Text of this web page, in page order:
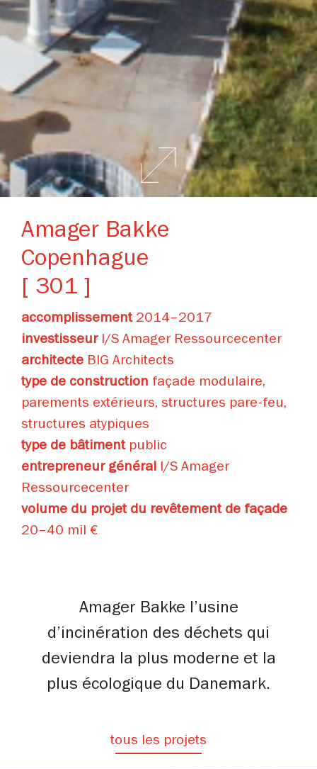
Amager Bakke
Copenhague
[ 301 ]
accomplissement2014–2017
investisseurI/S Amager Ressourcecenter
architecte BIG Architects
type de construction façade modulaire,
parements extérieurs, structures pare-feu,
structures atypiques
type de bâtimentpublic
entrepreneur général I/S Amager
Ressourcecenter
volume du projet du revêtement de façade
20–40 mil €
Amager Bakke l’usine
d’incinération des déchets qui
deviendra la plus moderne et la
plus écologique du Danemark.
tous les projets